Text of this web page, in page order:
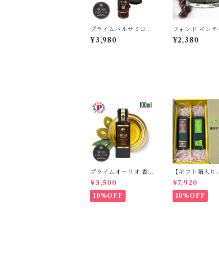
プライムバルサミコ酢
IGP認定 高濃度 モデ
ナ産 250ml PRIME
¥3,980
フォンド モン
バルサミコ パ
デナ産 ブラッ
¥2,380
プライムオーリオ 香川
県産 ミッション種10
0% エキストラバージ
ンオリーブオイル フー
ドアドベンチャー PRI
¥3,500
10%OFF
【ギフト箱入り
無料】プライム
オ香川ミッショ
ストラバージン
ブオイル と プ
¥7,920
10%OFF